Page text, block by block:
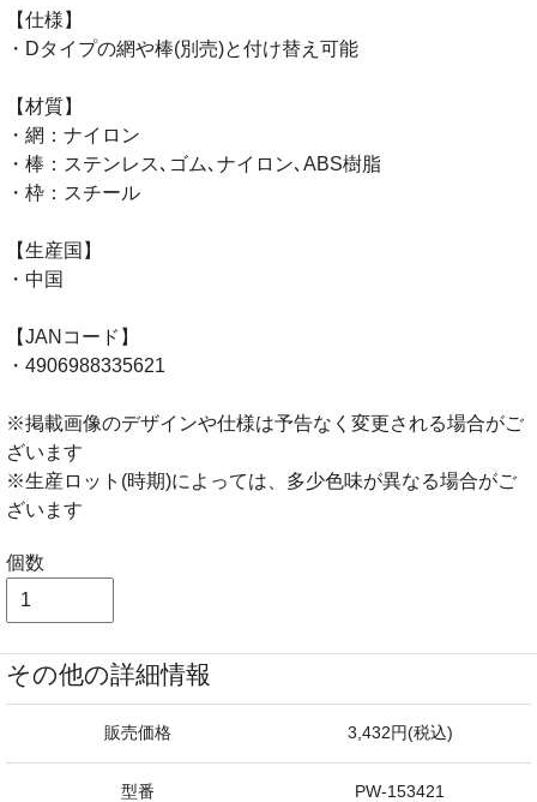
【仕様】
・Dタイプの網や棒(別売)と付け替え可能
【材質】
・網：ナイロン
・棒：ステンレス､ゴム､ナイロン､ABS樹脂
・枠：スチール
【生産国】
・中国
【JANコード】
・4906988335621
※掲載画像のデザインや仕様は予告なく変更される場合がご
ざいます
※生産ロット(時期)によっては、多少色味が異なる場合がご
ざいます
個数
その他の詳細情報
販売価格 3,432円(税込)
型番 PW-153421